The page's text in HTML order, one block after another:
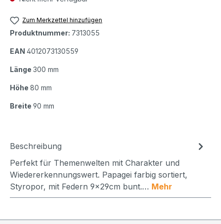
Zum Merkzettel hinzufügen
Produktnummer: 7313055
EAN 4012073130559
Länge 300 mm
Höhe 80 mm
Breite 90 mm
Beschreibung
Perfekt für Themenwelten mit Charakter und
Wiedererkennungswert. Papagei farbig sortiert,
Styropor, mit Federn 9x29cm bunt.… Mehr